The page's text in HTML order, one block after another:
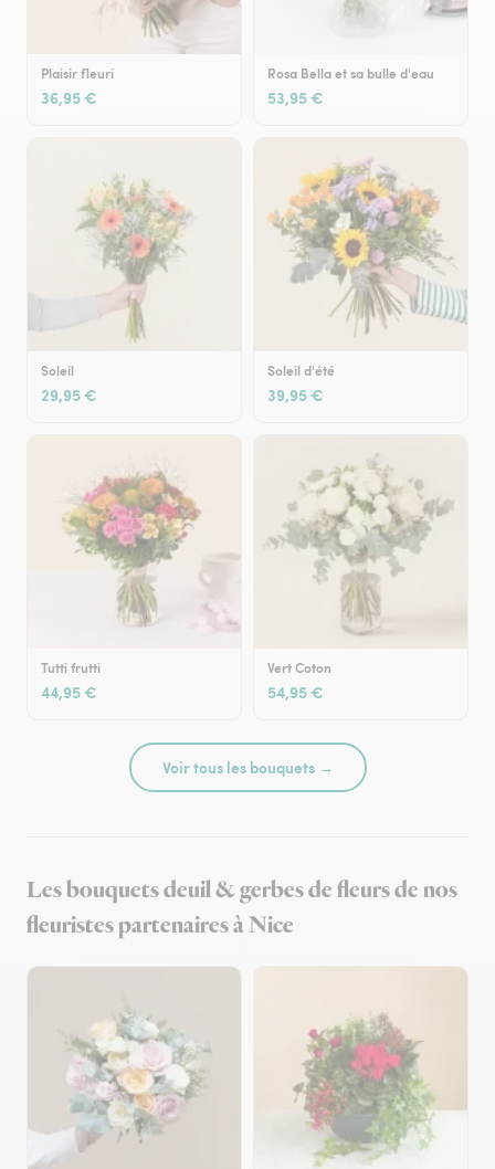
Plaisir fleuri
36,95 €
Rosa Bella et sa bulle d'eau
53,95 €
Soleil
29,95 €
Soleil d'été
39,95 €
Tutti frutti
44,95 €
Vert Coton
54,95 €
Voir tous les bouquets →
Les bouquets deuil & gerbes de fleurs de nos
fleuristes partenaires à Nice